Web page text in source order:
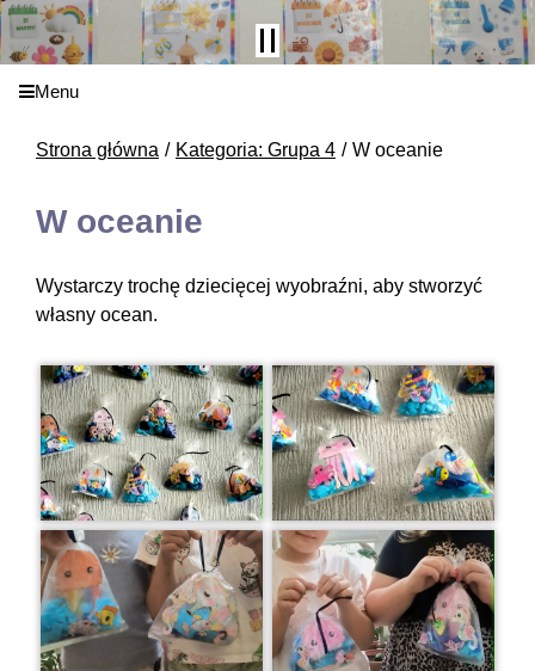
Menu
Strona główna Kategoria: Grupa 4 W oceanie
W oceanie
Wystarczy trochę dziecięcej wyobraźni, aby stworzyć
własny ocean.